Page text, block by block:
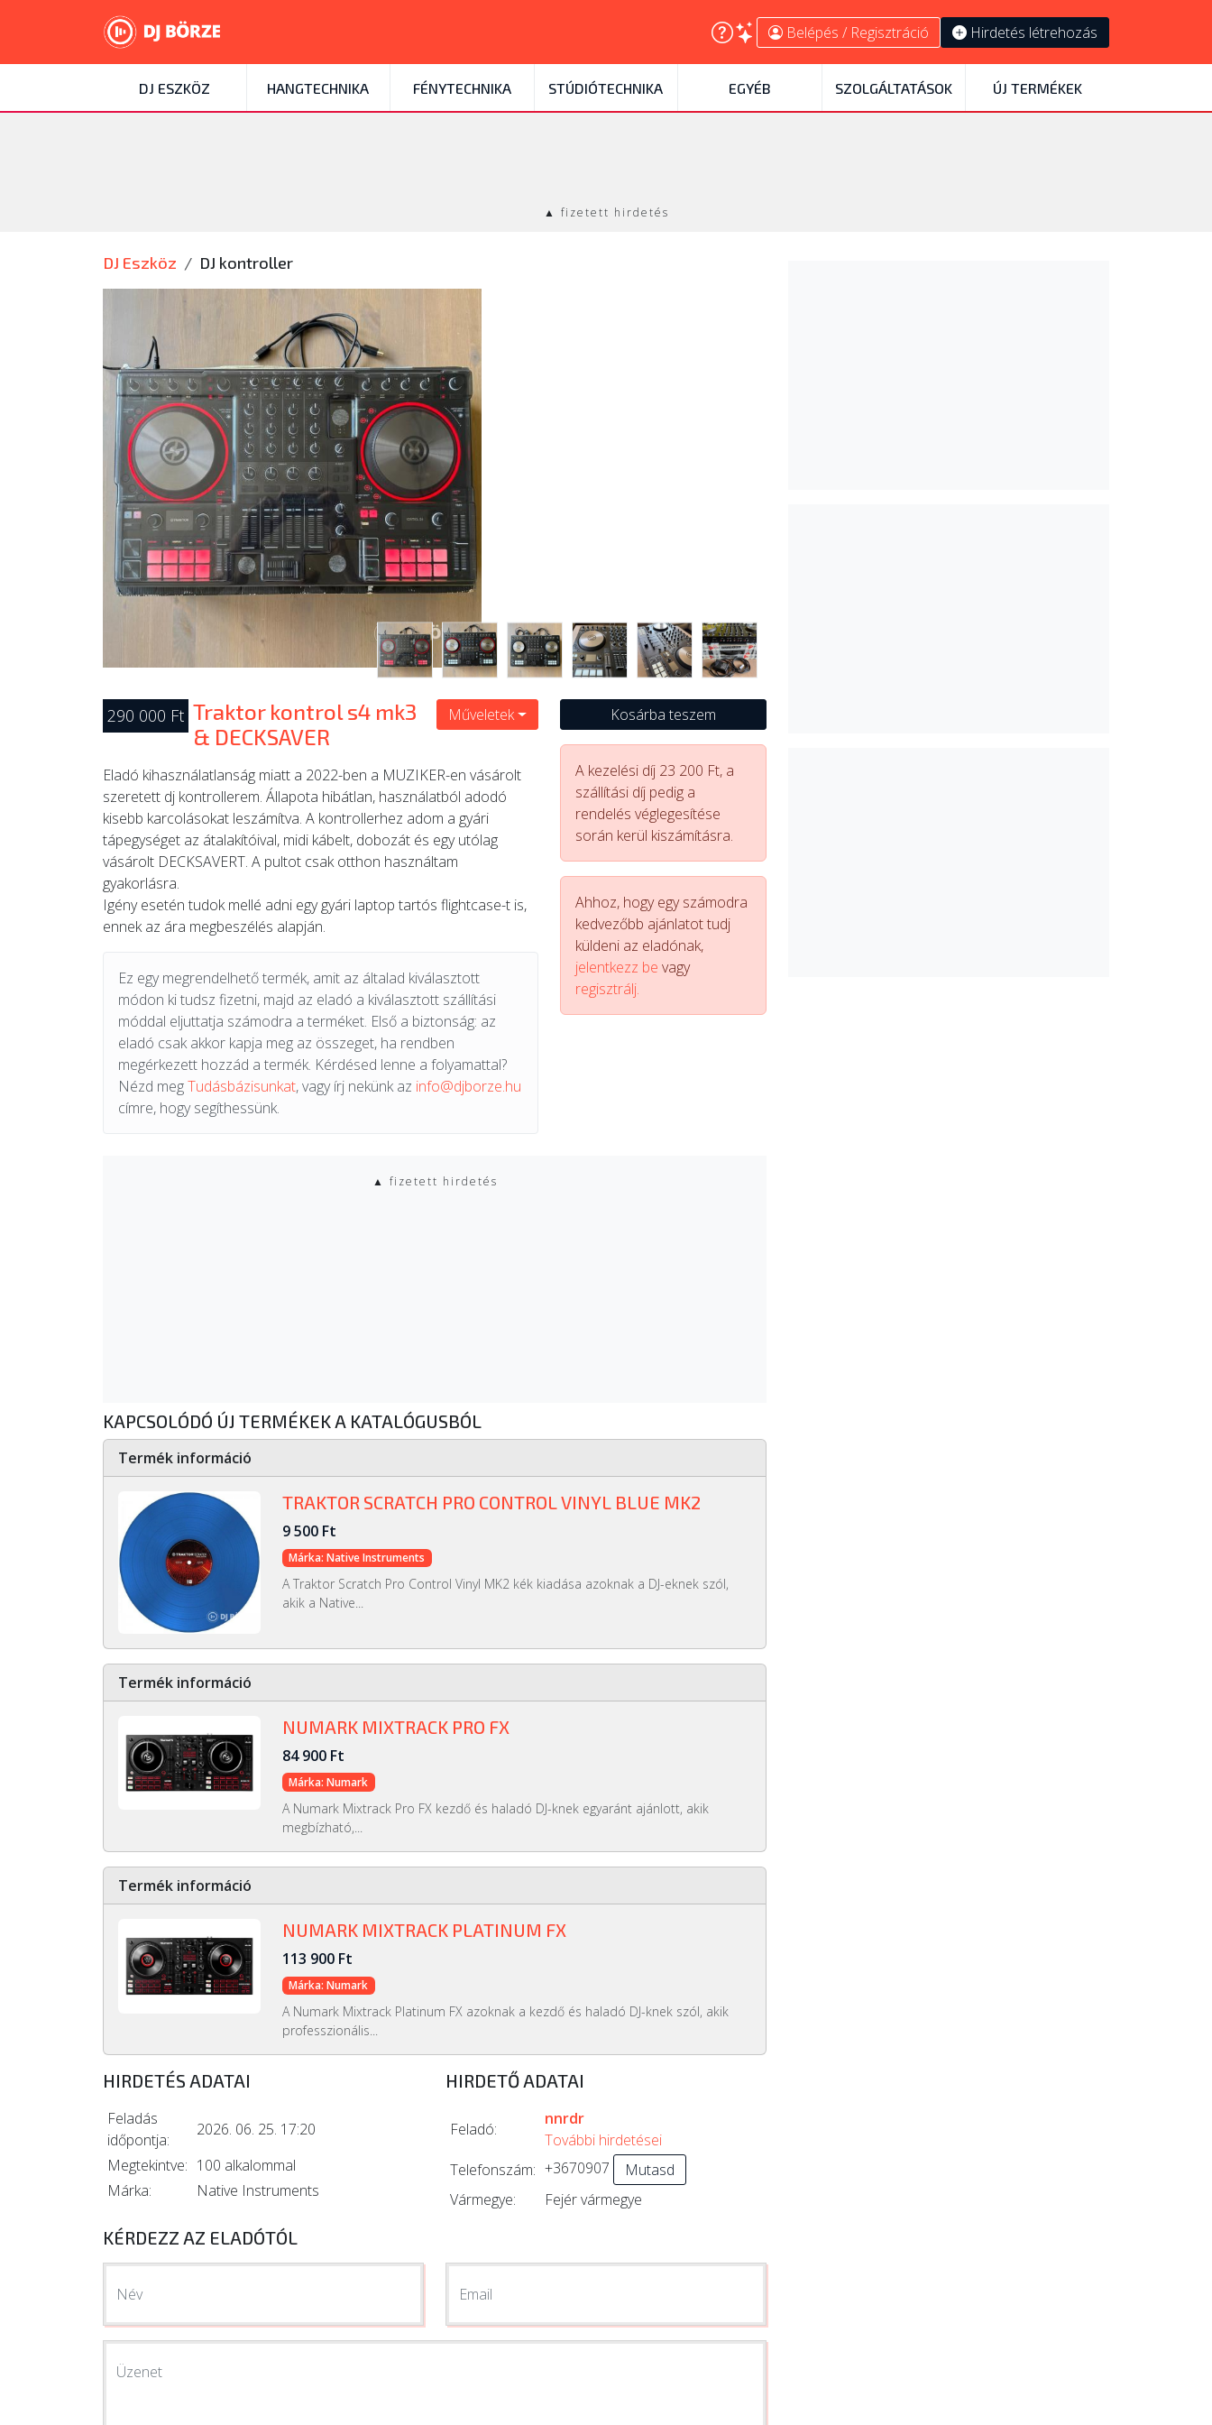
Belépés / Regisztráció Hirdetés létrehozás
DJ ESZKÖZ HANGTECHNIKA FÉNYTECHNIKA STÚDIÓTECHNIKA EGYÉB SZOLGÁLTATÁSOK ÚJ TERMÉKEK
▲ fizetett hirdetés
DJ Eszköz DJ kontroller
290 000 Ft Traktor kontrol s4 mk3
& DECKSAVER
Műveletek
Eladó kihasználatlanság miatt a 2022-ben a MUZIKER-en vásárolt
szeretett dj kontrollerem. Állapota hibátlan, használatból adodó
kisebb karcolásokat leszámítva. A kontrollerhez adom a gyári
tápegységet az átalakítóival, midi kábelt, dobozát és egy utólag
vásárolt DECKSAVERT. A pultot csak otthon használtam
gyakorlásra.
Igény esetén tudok mellé adni egy gyári laptop tartós flightcase-t is,
ennek az ára megbeszélés alapján.
Ez egy megrendelhető termék, amit az általad kiválasztott
módon ki tudsz fizetni, majd az eladó a kiválasztott szállítási
móddal eljuttatja számodra a terméket. Első a biztonság: az
eladó csak akkor kapja meg az összeget, ha rendben
megérkezett hozzád a termék. Kérdésed lenne a folyamattal?
Nézd megTudásbázisunkat, vagy írj nekünk az info@djborze.hu
címre, hogy segíthessünk.
Kosárba teszem
A kezelési díj 23 200 Ft, a
szállítási díj pedig a
rendelés véglegesítése
során kerül kiszámításra.
Ahhoz, hogy egy számodra
kedvezőbb ajánlatot tudj
küldeni az eladónak,
jelentkezz be vagy
regisztrálj.
▲ fizetett hirdetés
KAPCSOLÓDÓ ÚJ TERMÉKEK A KATALÓGUSBÓL
Termék információ
TRAKTOR SCRATCH PRO CONTROL VINYL BLUE MK2
9 500 Ft
Márka: Native Instruments
A Traktor Scratch Pro Control Vinyl MK2 kék kiadása azoknak a DJ-eknek szól,
akik a Native...
Termék információ
NUMARK MIXTRACK PRO FX
84 900 Ft
Márka: Numark
A Numark Mixtrack Pro FX kezdő és haladó DJ-knek egyaránt ajánlott, akik
megbízható,...
Termék információ
NUMARK MIXTRACK PLATINUM FX
113 900 Ft
Márka: Numark
A Numark Mixtrack Platinum FX azoknak a kezdő és haladó DJ-knek szól, akik
professzionális...
HIRDETÉS ADATAI
Feladás
időpontja:
2026. 06. 25. 17:20
Megtekintve: 100 alkalommal
Márka:
Native Instruments
HIRDETŐ ADATAI
Feladó:
nnrdr
További hirdetései
Telefonszám: +3670907
Mutasd
Vármegye:
Fejér vármegye
KÉRDEZZ AZ ELADÓTÓL
Név Email
Üzenet